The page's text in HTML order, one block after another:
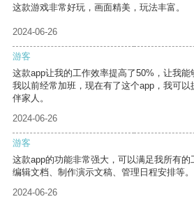
这款游戏非常好玩，画面精美，玩法丰富。
2024-06-26
游客
这款app让我的工作效率提高了50%，让我能
我以前经常加班，现在有了这个app，我可
伴家人。
2024-06-26
游客
这款app的功能非常强大，可以满足我所有
编辑文档、制作演示文稿、管理日程安排等。
2024-06-26